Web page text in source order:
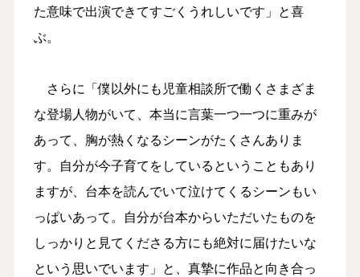
た意味で出演できてすごくうれしいです」と喜
ぶ。
さらに「僕以外にも児童相談所で働くさまざま
な登場人物がいて、本当に言葉一つ一つに重みが
あって、胸が熱くなるシーンがたくさんありま
す。自分が今子育てをしているということもあり
ますが、台本を読んでいて泣けてくるシーンもい
っぱいあって。自分が台本からいただいたものを
しっかりと見てくださる方にも絶対に届けたいな
という思いでいます」と、真摯に作品と向き合っ